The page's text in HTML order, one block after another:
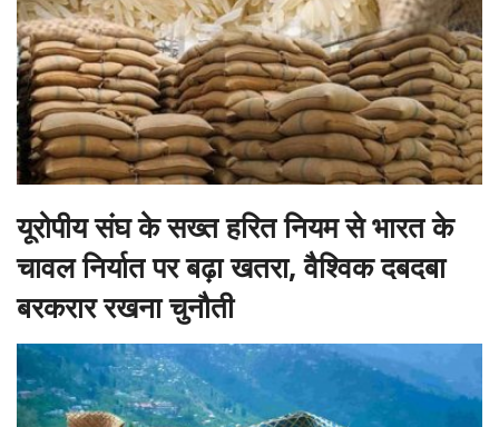
यूरोपीय संघ के सख्त हरित नियम से भारत के
चावल निर्यात पर बढ़ा खतरा, वैश्विक दबदबा
बरकरार रखना चुनौती